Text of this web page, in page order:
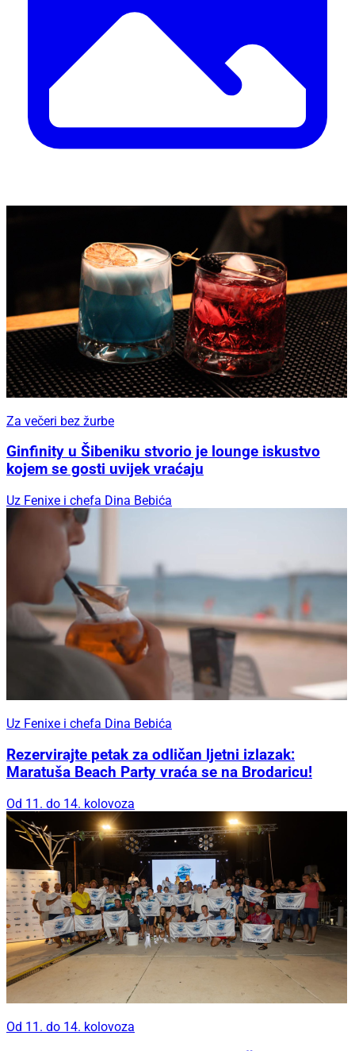
Za večeri bez žurbe
Ginfinity u Šibeniku stvorio je lounge iskustvo
kojem se gosti uvijek vraćaju
Uz Fenixe i chefa Dina Bebića
Uz Fenixe i chefa Dina Bebića
Rezervirajte petak za odličan ljetni izlazak:
Maratuša Beach Party vraća se na Brodaricu!
Od 11. do 14. kolovoza
Od 11. do 14. kolovoza